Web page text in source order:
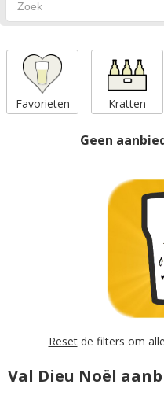
Favorieten Kratten
Geen
Resetde filters om
Val Dieu Noël